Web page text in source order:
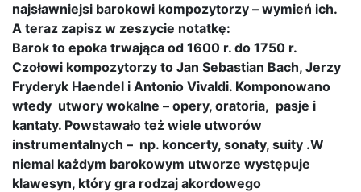
najsławniejsi barokowi kompozytorzy – wymień ich.
A teraz zapisz w zeszycie notatkę:
Barok to epoka trwająca od 1600 r. do 1750 r.
Czołowi kompozytorzy to Jan Sebastian Bach, Jerzy
Fryderyk Haendel i Antonio Vivaldi. Komponowano
wtedy utwory wokalne – opery, oratoria, pasje i
kantaty. Powstawało też wiele utworów
instrumentalnych – np. koncerty, sonaty, suity .W
niemal każdym barokowym utworze występuje
klawesyn, który gra rodzaj akordowego